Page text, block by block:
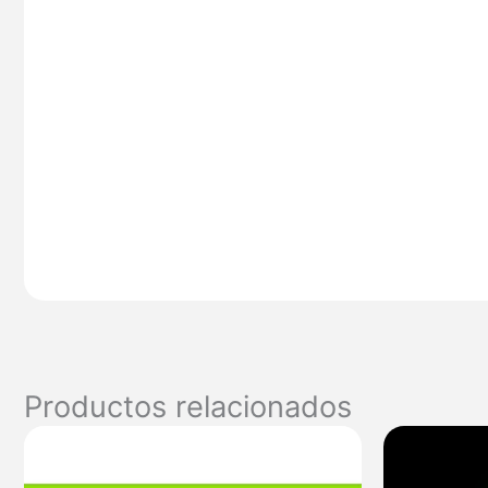
Productos relacionados